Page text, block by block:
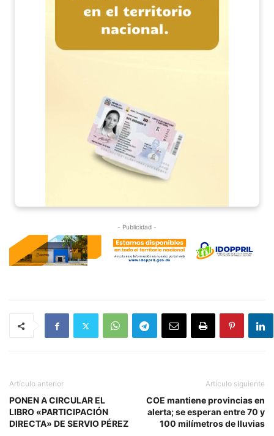
- Publicidad -
Artículo anterior
PONEN A CIRCULAR EL
LIBRO «PARTICIPACIÓN
DIRECTA» DE SERVIO PÉREZ
Artículo siguiente
COE mantiene provincias en
alerta; se esperan entre 70 y
100 milímetros de lluvias